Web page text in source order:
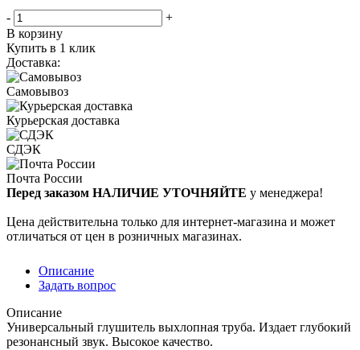
-
+
В корзину
Купить в 1 клик
Доставка:
Самовывоз
Курьерская доставка
СДЭК
Почта России
Перед заказом НАЛИЧИЕ УТОЧНЯЙТЕ у менеджера!
Цена действительна только для интернет-магазина и может
отличаться от цен в розничных магазинах.
Описание
Задать вопрос
Описание
Универсальный глушитель выхлопная труба. Издает глубокий
резонансный звук. Высокое качество.